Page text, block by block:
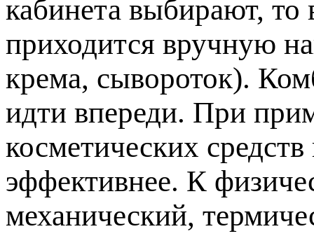
кабинета выбирают, то
приходится вручную
крема, сывороток).
идти впереди. При
косметических
эффективнее. К
механический,